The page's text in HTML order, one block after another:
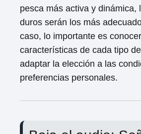
pesca más activa y dinámica,
duros serán los más
caso, lo importante es
características de cada tipo
adaptar la elección a las
preferencias personales.